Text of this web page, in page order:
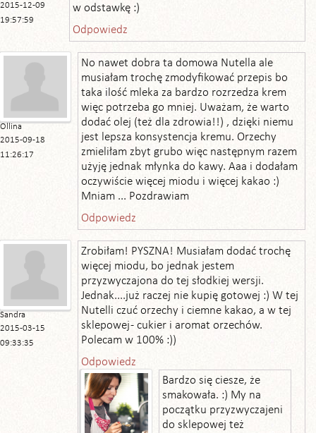
2015-12-09
19:57:59
w odstawkę :)
Odpowiedz
Ollina
2015-09-18
11:26:17
No nawet dobra ta domowa Nutella ale
musiałam trochę zmodyfikować przepis bo
taka ilość mleka za bardzo rozrzedza krem
więc potrzeba go mniej. Uważam, że warto
dodać olej (też dla zdrowia!!) , dzięki niemu
jest lepsza konsystencja kremu. Orzechy
zmieliłam zbyt grubo więc następnym razem
użyję jednak młynka do kawy. Aaa i dodałam
oczywiście więcej miodu i więcej kakao :)
Mniam ... Pozdrawiam
Odpowiedz
Sandra
2015-03-15
09:33:35
Zrobiłam! PYSZNA! Musiałam dodać trochę
więcej miodu, bo jednak jestem
przyzwyczajona do tej słodkiej wersji.
Jednak....już raczej nie kupię gotowej :) W tej
Nutelli czuć orzechy i ciemne kakao, a w tej
sklepowej - cukier i aromat orzechów.
Polecam w 100% :))
Odpowiedz
Bardzo się ciesze, że
smakowała. :) My na
początku przyzwyczajeni
do sklepowej też